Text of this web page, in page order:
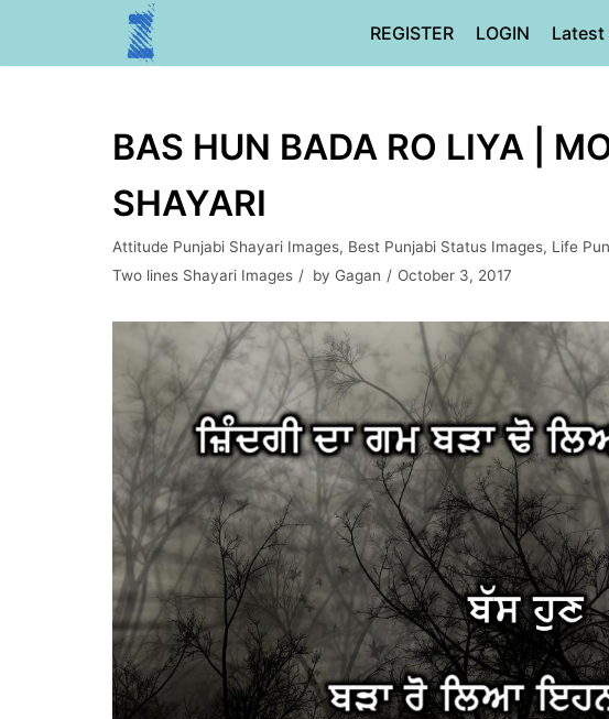
REGISTER LOGIN Latest
BAS HUN BADA RO LIYA |
SHAYARI
Attitude Punjabi Shayari Images, Best Punjabi Status Images, Life
Two lines Shayari Images
by Gagan October 3, 2017